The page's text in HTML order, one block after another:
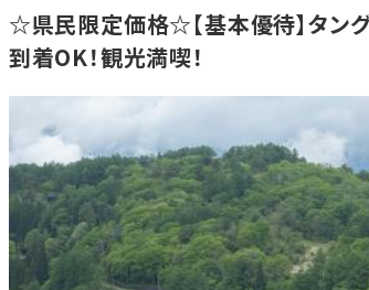
☆県民限定価格☆【基本優待】タン
到着OK！観光満喫！